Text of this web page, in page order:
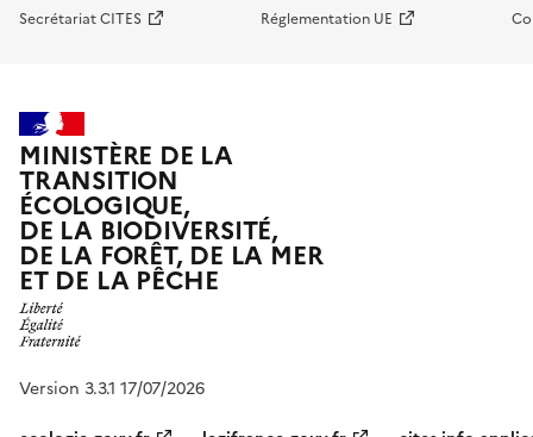
Secrétariat CITES Réglementation UE
MINISTÈRE DE LA
TRANSITION
ÉCOLOGIQUE,
DE LA BIODIVERSITÉ,
DE LA FORÊT, DE LA MER
ET DE LA PÊCHE
Version 3.3.1 17/07/2026